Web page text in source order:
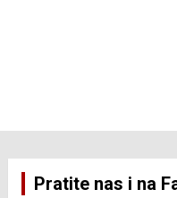
Pratite nas i na